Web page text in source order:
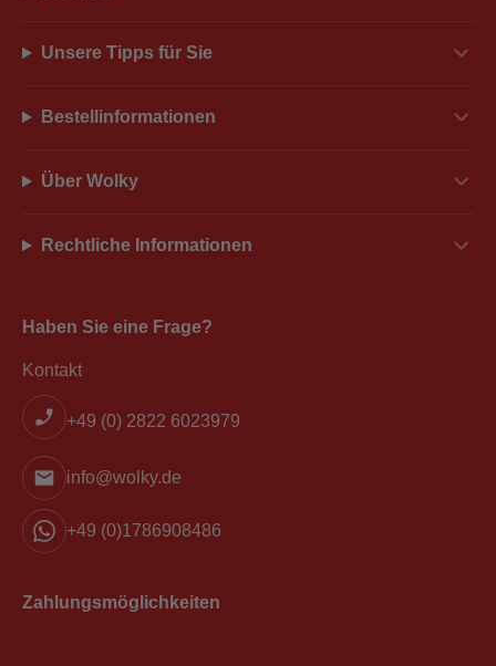
Unsere Tipps für Sie
Bestellinformationen
Über Wolky
Rechtliche Informationen
Haben Sie eine Frage?
Kontakt
+49 (0) 2822 6023979
info@wolky.de
+49 (0)1786908486
Zahlungsmöglichkeiten